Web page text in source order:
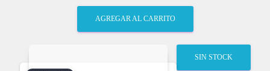
AGREGAR AL CARRITO
SIN STOCK